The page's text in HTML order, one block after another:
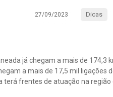
27/09/2023 Dicas
já chegam a mais de 174,3
a mais de 17,5 mil ligações
frentes de atuação na região